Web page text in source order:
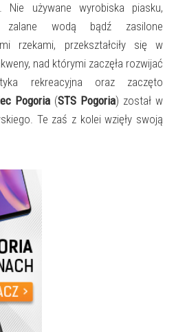
Nie używane wyrobiska piasku,
zalane wodą bądź zasilone
rzekami, przekształciły się w
nad którymi zaczęła rozwijać
rekreacyjna oraz zaczęto
Pogoria (STS Pogoria) został w
Te zaś z kolei wzięły swoją